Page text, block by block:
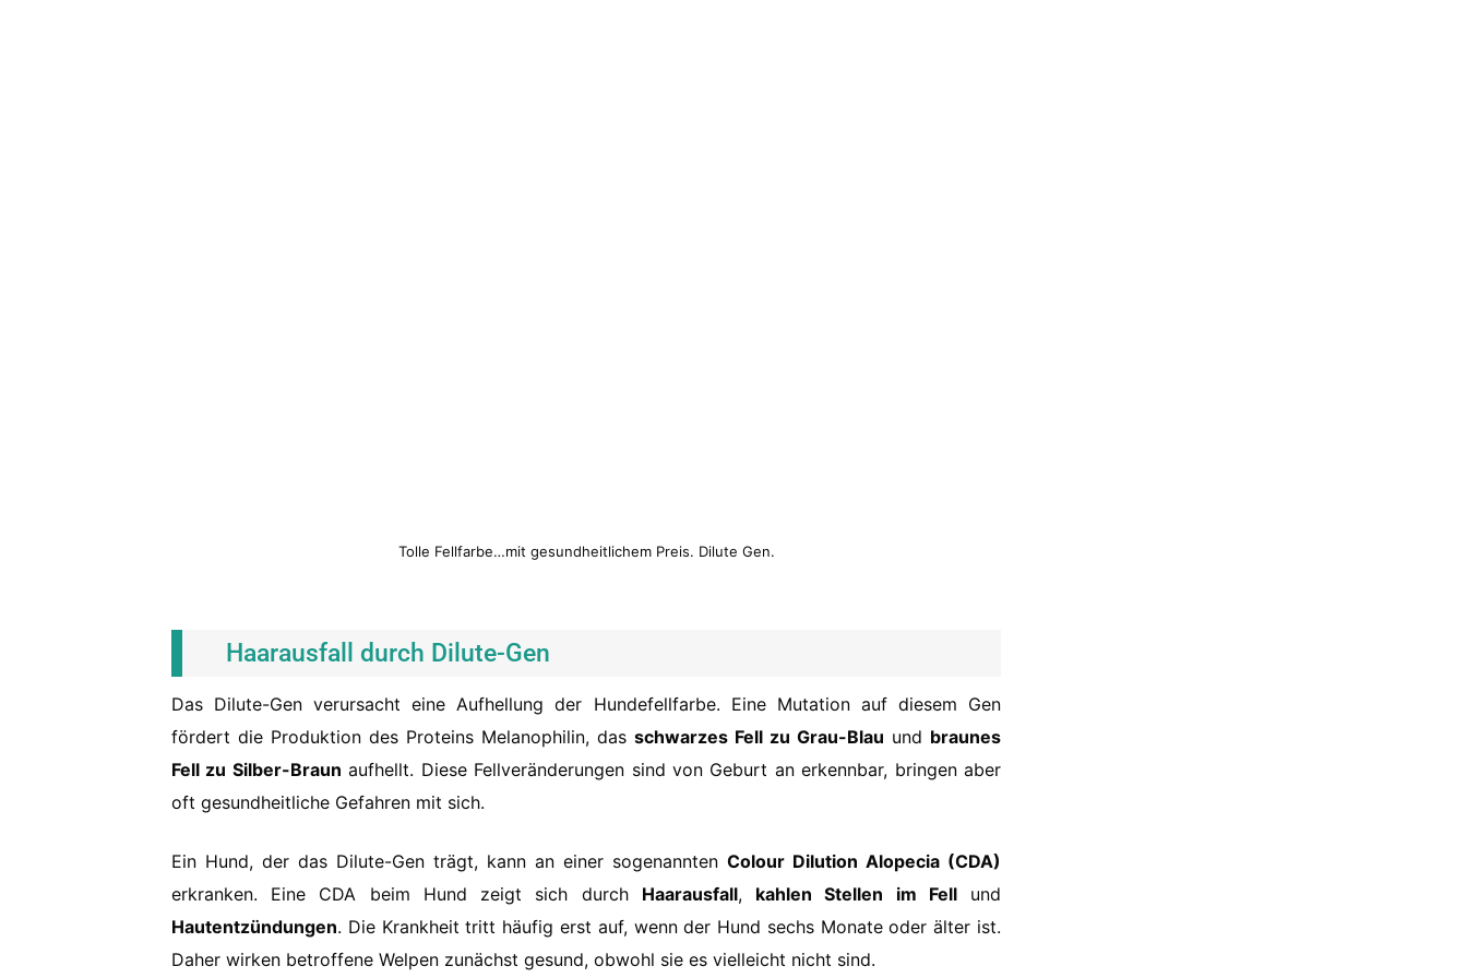
Tolle Fellfarbe…mit gesundheitlichem Preis. Dilute Gen.
Haarausfall durch Dilute-Gen
Das Dilute-Gen verursacht eine Aufhellung der Hundefellfarbe. Eine Mutation auf diesem Gen
fördert die Produktion des Proteins Melanophilin, das schwarzes Fell zu Grau-Blau und braunes
Fell zu Silber-Braun aufhellt. Diese Fellveränderungen sind von Geburt an erkennbar, bringen aber
oft gesundheitliche Gefahren mit sich.
Ein Hund, der das Dilute-Gen trägt, kann an einer sogenannten Colour Dilution Alopecia (CDA)
erkranken. Eine CDA beim Hund zeigt sich durch Haarausfall, kahlen Stellen im Fellund
Hautentzündungen. Die Krankheit tritt häufig erst auf, wenn der Hund sechs Monate oder älter ist.
Daher wirken betroffene Welpen zunächst gesund, obwohl sie es vielleicht nicht sind.